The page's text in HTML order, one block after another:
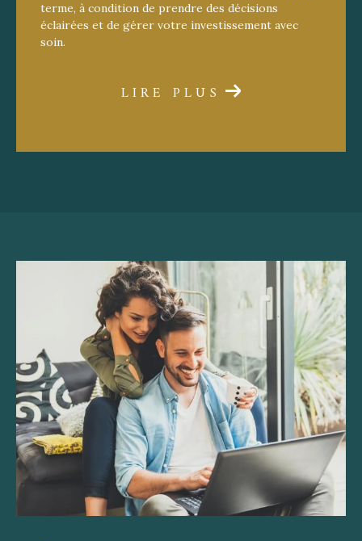
terme, à condition de prendre des décisions
éclairées et de gérer votre investissement avec
soin.
LIRE PLUS